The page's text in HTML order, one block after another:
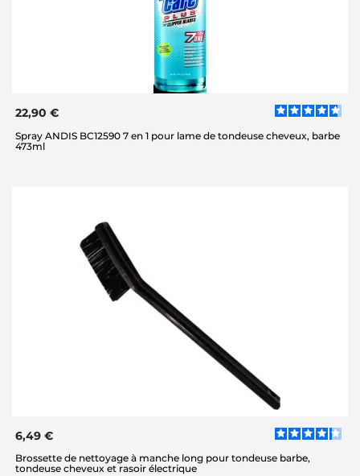
22,90 €
Spray ANDIS BC12590 7 en 1 pour lame de tondeuse cheveux, barbe
473ml
6,49 €
Brossette de nettoyage à manche long pour tondeuse barbe,
tondeuse cheveux et rasoir électrique